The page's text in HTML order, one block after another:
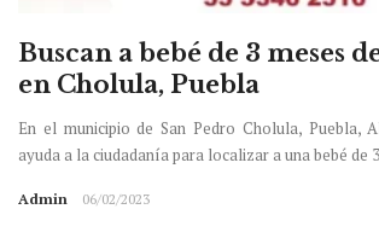
Buscan a bebé de 3 meses
en Cholula, Puebla
En el municipio de San Pedro Cholula, Puebla,
ayuda a la ciudadanía para localizar a una bebé de 3
Admin 06/02/2023